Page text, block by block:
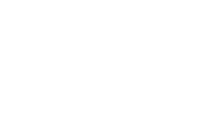
ッチ
る可能性
ご了承くだ
給状況、